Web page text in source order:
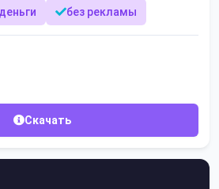
без рекламы
Скачать